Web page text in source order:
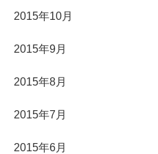
2015年10月
2015年9月
2015年8月
2015年7月
2015年6月